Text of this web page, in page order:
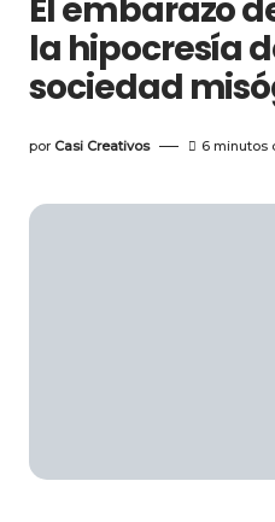
El embarazo
la hipocresía
sociedad
por Casi Creativos 6 minutos